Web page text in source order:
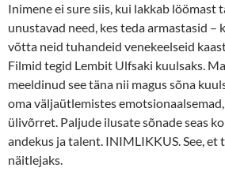
Inimene ei sure siis, kui lakkab löömast
unustavad need, kes teda armastasid –
võtta neid tuhandeid venekeelseid
Filmid tegid Lembit Ulfsaki kuulsaks.
meeldinud see täna nii magus sõna
oma väljaütlemistes
ülivõrret. Paljude ilusate sõnade seas
andekus ja talent. INIMLIKKUS. See, et
näitlejaks.